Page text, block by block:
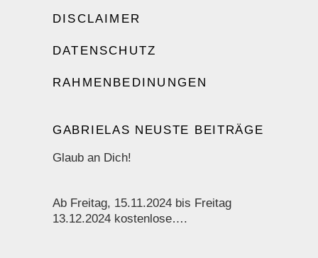
DISCLAIMER
DATENSCHUTZ
RAHMENBEDINUNGEN
GABRIELAS NEUSTE BEITRÄGE
Glaub an Dich!
Ab Freitag, 15.11.2024 bis Freitag
13.12.2024 kostenlose….